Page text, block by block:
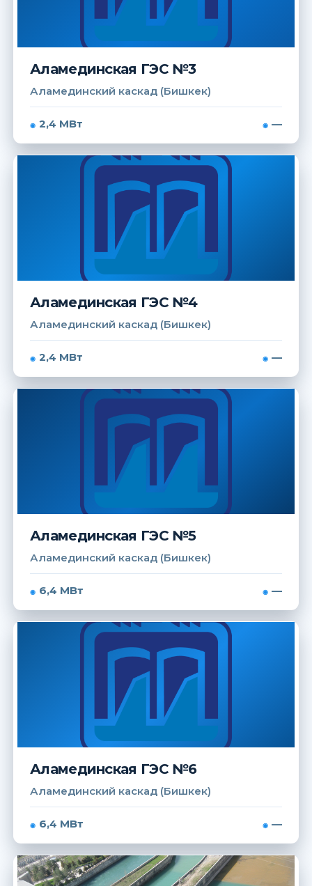
Аламединская ГЭС №3
Аламединский каскад (Бишкек)
2,4 МВт —
Аламединская ГЭС №4
Аламединский каскад (Бишкек)
2,4 МВт —
Аламединская ГЭС №5
Аламединский каскад (Бишкек)
6,4 МВт —
Аламединская ГЭС №6
Аламединский каскад (Бишкек)
6,4 МВт —